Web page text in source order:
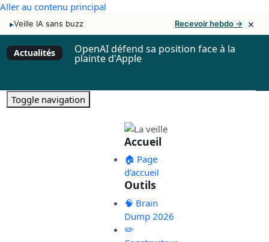
Aller au contenu principal
▸Veille IA sans buzz Recevoir hebdo → ×
Actualités OpenAI défend sa position face à la
plainte d'Apple
Toggle navigation
Accueil
🏠 Page
d'accueil
Outils
🧠 Brain
Dump 2026
✏️